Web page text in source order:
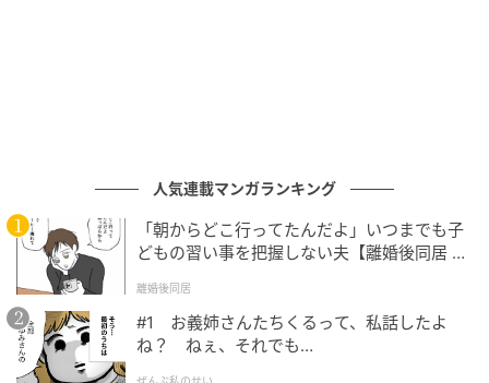
和感なく楽しめたという声や、「完成度」「迫力」と
いったキーワードも目立ちました。
主演の佐藤健のアクションが人間業じゃない。内容も原作とあ
まり離れていなかったように思う。（23歳／女性）
人気連載マンガランキング
「朝からどこ行ってたんだよ」いつまでも子
どもの習い事を把握しない夫【離婚後同居 Vo
離婚後同居
#1 お義姉さんたちくるって、私話したよ
ね？ ねぇ、それでも…